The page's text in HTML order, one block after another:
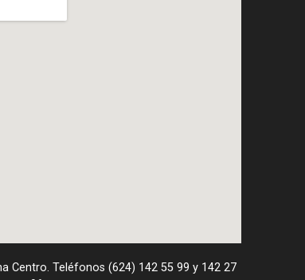
Centro. Teléfonos (624) 142 55 99 y 142 27